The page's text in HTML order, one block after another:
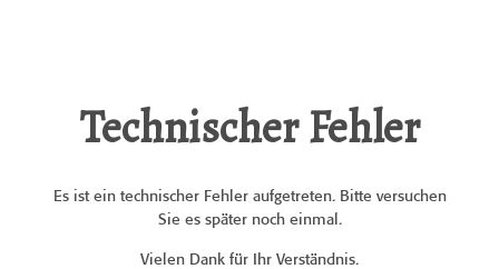
Technischer Fehler
Es ist ein technischer Fehler aufgetreten. Bitte versuchen
Sie es später noch einmal.
Vielen Dank für Ihr Verständnis.